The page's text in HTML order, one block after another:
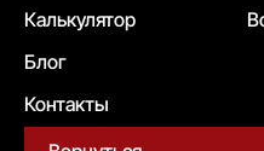
Калькулятор
Блог
Контакты